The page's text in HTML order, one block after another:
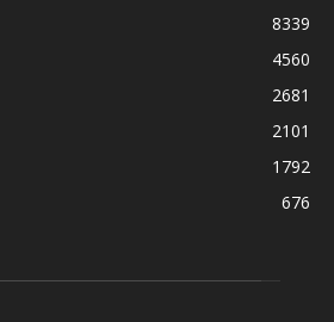
8339
4560
2681
2101
1792
676